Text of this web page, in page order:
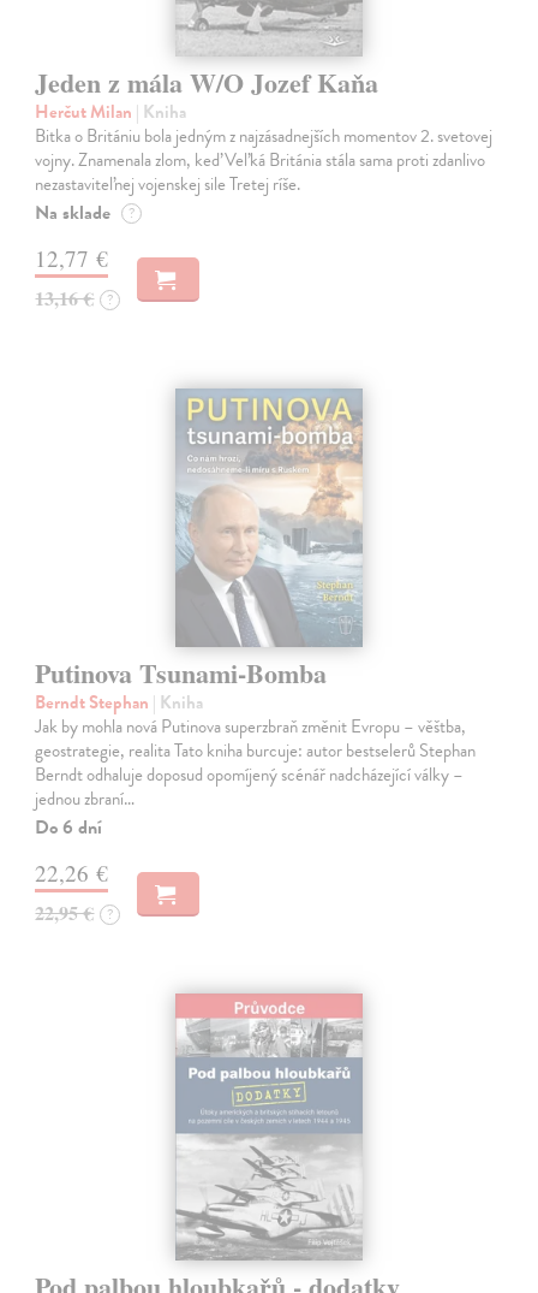
Jeden z mála W/O Jozef Kaňa
Herčut Milan | Kniha
Bitka o Britániu bola jedným z najzásadnejších momentov 2. svetovej
vojny. Znamenala zlom, keď Veľká Británia stála sama proti zdanlivo
nezastaviteľnej vojenskej sile Tretej ríše.
Na sklade ?
12,77 €
13,16 € ?
Putinova Tsunami-Bomba
Berndt Stephan | Kniha
Jak by mohla nová Putinova superzbraň změnit Evropu – věštba,
geostrategie, realita Tato kniha burcuje: autor bestselerů Stephan
Berndt odhaluje doposud opomíjený scénář nadcházející války –
jednou zbraní…
Do 6 dní
22,26 €
22,95 € ?